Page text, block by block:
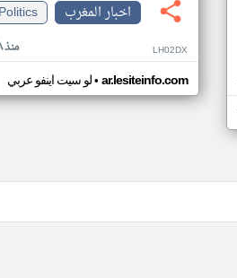
اخبار المغرب
Politics
منذ ٨ أيام LH02DX
لو سيت اينفو عربي• ar.lesiteinfo.com